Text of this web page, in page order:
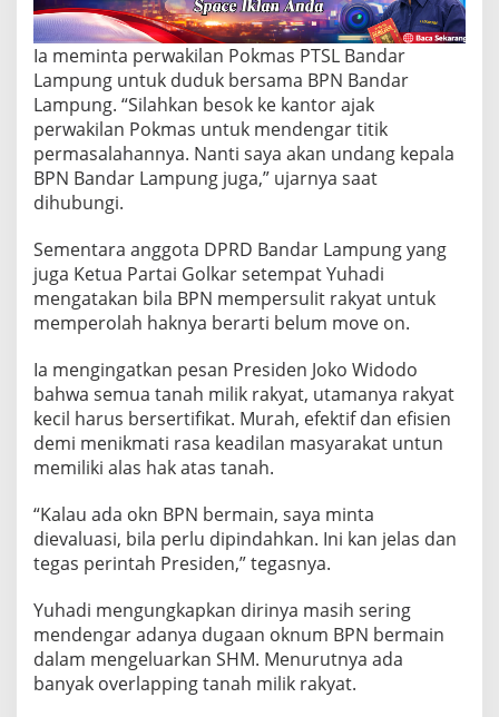
Ia meminta perwakilan Pokmas PTSL Bandar
Lampung untuk duduk bersama BPN Bandar
Lampung. “Silahkan besok ke kantor ajak
perwakilan Pokmas untuk mendengar titik
permasalahannya. Nanti saya akan undang kepala
BPN Bandar Lampung juga,” ujarnya saat
dihubungi.
Sementara anggota DPRD Bandar Lampung yang
juga Ketua Partai Golkar setempat Yuhadi
mengatakan bila BPN mempersulit rakyat untuk
memperolah haknya berarti belum move on.
Ia mengingatkan pesan Presiden Joko Widodo
bahwa semua tanah milik rakyat, utamanya rakyat
kecil harus bersertifikat. Murah, efektif dan efisien
demi menikmati rasa keadilan masyarakat untun
memiliki alas hak atas tanah.
“Kalau ada okn BPN bermain, saya minta
dievaluasi, bila perlu dipindahkan. Ini kan jelas dan
tegas perintah Presiden,” tegasnya.
Yuhadi mengungkapkan dirinya masih sering
mendengar adanya dugaan oknum BPN bermain
dalam mengeluarkan SHM. Menurutnya ada
banyak overlapping tanah milik rakyat.